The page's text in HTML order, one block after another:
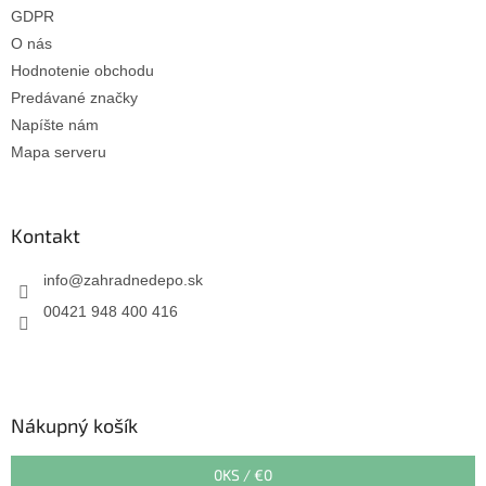
GDPR
O nás
Hodnotenie obchodu
Predávané značky
Napíšte nám
Mapa serveru
Kontakt
info@zahradnedepo.sk
00421 948 400 416
Nákupný košík
0KS / €0